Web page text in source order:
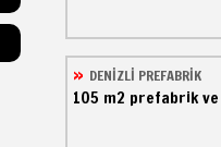
DENİZLİ PREFABRİK
105 m2 prefabrik